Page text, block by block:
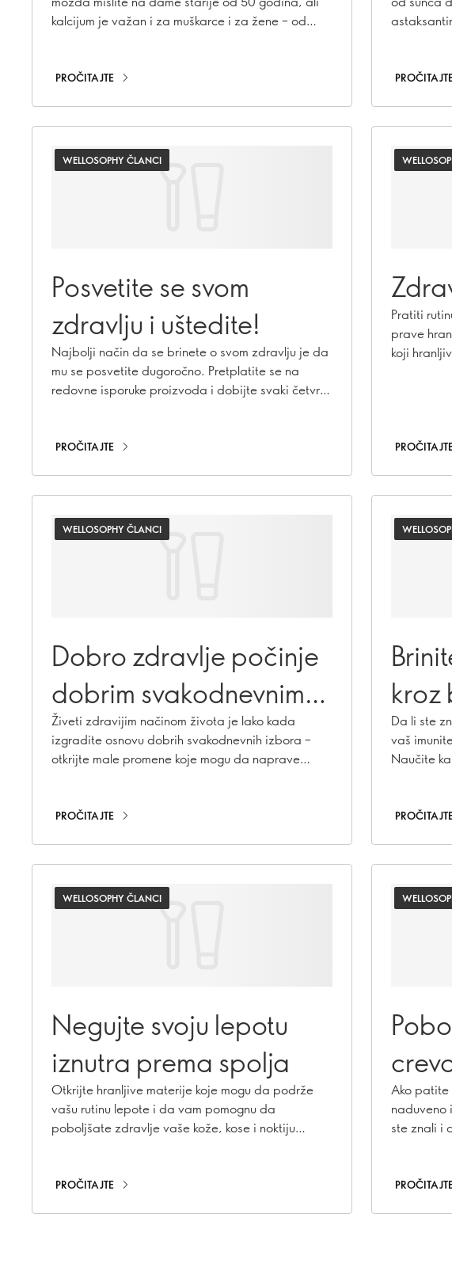
kalcijum je važan i za muškarce i za žene – od
uzrastu i kako možete da budete sigurni da ga vi, i
PROČITAJTE
WELLOSOPHY ČLANCI
Posvetite se svom
zdravlju i uštedite!
Najbolji način da se brinete o svom zdravlju je da
mu se posvetite dugoročno. Pretplatite se na
redovne isporuke proizvoda i dobijte svaki četvrti
PROČITAJTE
Pratiti
prave
koji
WELLOSOPHY ČLANCI
Dobro zdravlje počinje
dobrim svakodnevnim
izborima
Živeti zdravijim načinom života je lako kada
izgradite osnovu dobrih svakodnevnih izbora –
otkrijte male promene koje mogu da naprave
PROČITAJTE
kroz
Da li ste
vaš
Naučite
WELLOSOPHY ČLANCI
Negujte svoju lepotu
iznutra prema spolja
Otkrijte hranljive materije koje mogu da podrže
vašu rutinu lepote i da vam pomognu da
poboljšate zdravlje vaše kože, kose i noktiju
PROČITAJTE
Ako
naduveno
ste znali i